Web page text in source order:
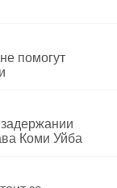
помогут
Коми Уйба